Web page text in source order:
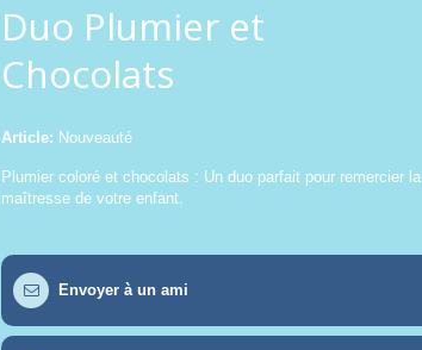
Duo Plumier et
Chocolats
Article: Nouveauté
Plumier coloré et chocolats : Un duo parfait pour remercier la
maîtresse de votre enfant.
Envoyer à un ami